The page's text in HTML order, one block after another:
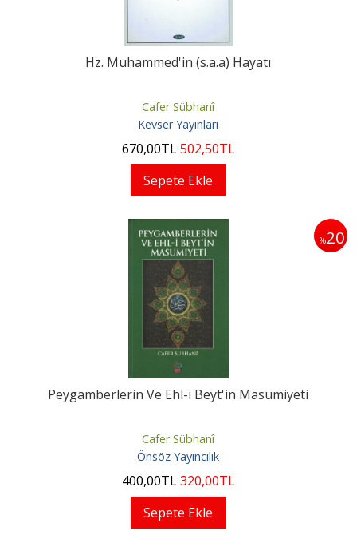
Hz. Muhammed'in (s.a.a) Hayatı
Cafer Sübhanî
Kevser Yayınları
670,00TL502,50TL
Sepete Ekle
%20
Peygamberlerin Ve Ehl-i Beyt'in Masumiyeti
Cafer Sübhanî
Önsöz Yayıncılık
400,00TL320,00TL
Sepete Ekle